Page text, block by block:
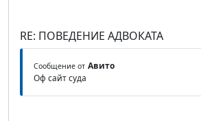
RE: ПОВЕДЕНИЕ АДВОКАТА
Сообщение от Авито
Оф сайт суда